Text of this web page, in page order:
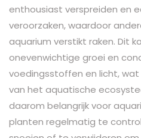
enthousiast verspreiden en
veroorzaken, waardoor
aquarium verstikt raken. Dit
onevenwichtige groei en
voedingsstoffen en licht,
van het aquatische
daarom belangrijk voor
planten regelmatig te